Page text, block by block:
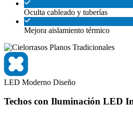
Oculta cableado y tuberías
Mejora aislamiento térmico
LED Moderno Diseño
Techos con Iluminación LED